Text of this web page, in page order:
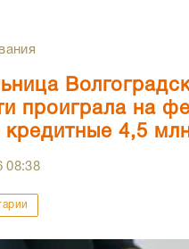
проиграла на
4,5
08:38